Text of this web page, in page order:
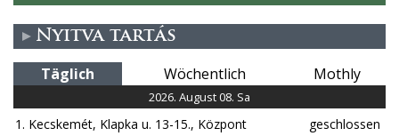
n Nyitva tartás
Täglich Wöchentlich Mothly
2026. August 08. Sa
1. Kecskemét, Klapka u. 13-15., Központ
geschlossen